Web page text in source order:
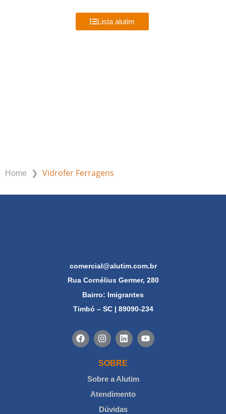
Lista alutim
Home ❯ Vidrofer Ferragens
comercial@alutim.com.br
Rua Cornélius Germer, 280
Bairro: Imigrantes
Timbó – SC | 89090-234
SOBRE
Sobre a Alutim
Atendimento
Dúvidas